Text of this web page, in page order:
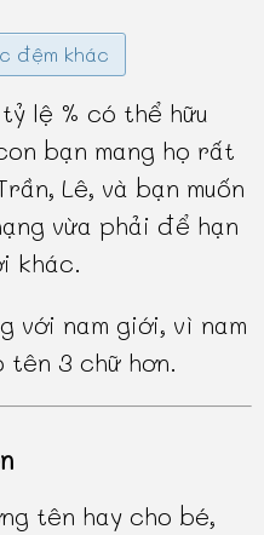
đệm khác
lệ % có thể hữu
bạn mang họ rất
Lê, và bạn muốn
vừa phải để hạn
khác.
với nam giới, vì nam
tên 3 chữ hơn.
tên hay cho bé,